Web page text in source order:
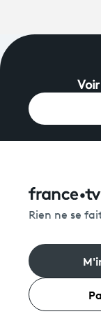
Rien ne se